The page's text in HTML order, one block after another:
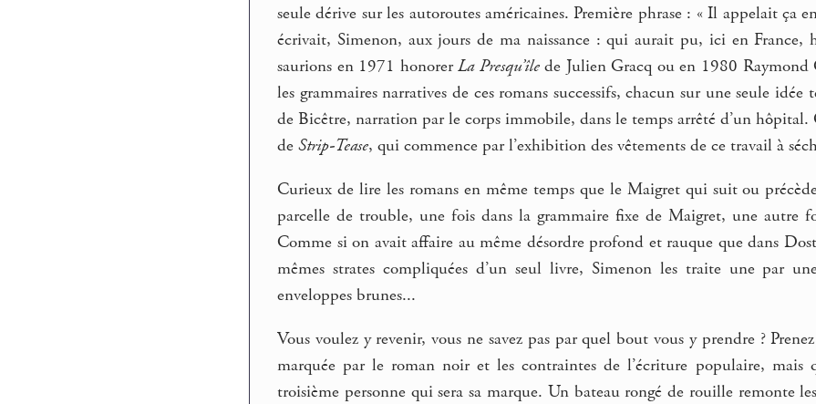
seule dérive sur les autoroutes américaines. Première phrase : « Il appelait
écrivait, Simenon, aux jours de ma naissance : qui aurait pu, ici en
saurions en 1971 honorerLa Presqu’îlede Julien Gracq ou en 1980 Raymond
les grammaires narratives de ces romans successifs, chacun sur une seule
de Bicêtre, narration par le corps immobile, dans le temps arrêté d’un
de Strip-Tease, qui commence par l’exhibition des vêtements de ce travail à
Curieux de lire les romans en même temps que le Maigret qui suit ou
parcelle de trouble, une fois dans la grammaire fixe de Maigret, une autre
Comme si on avait affaire au même désordre profond et rauque que dans
mêmes strates compliquées d’un seul livre, Simenon les traite une par
enveloppes brunes...
Vous voulez y revenir, vous ne savez pas par quel bout vous y prendre ?
marquée par le roman noir et les contraintes de l’écriture populaire,
troisième personne qui sera sa marque. Un bateau rongé de rouille remonte